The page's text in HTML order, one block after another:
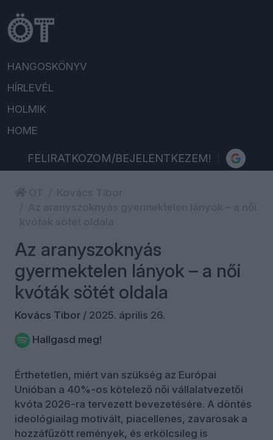
HANGOSKÖNYV
HÍRLEVÉL
HOLMIK
HOME
FELIRATKOZOM/BEJELENTKEZEM!
Az aranyszoknyás
gyermektelen lányok – a női
kvóták sötét oldala
Kovács Tibor / 2025. április 26.
Hallgasd meg!
Érthetetlen, miért van szükség az Európai
Unióban a 40%-os kötelező női vállalatvezetői
kvóta 2026-ra tervezett bevezetésére. A döntés
ideológiailag motivált, piacellenes, zavarosak a
hozzáfűzött remények, és erkölcsileg is